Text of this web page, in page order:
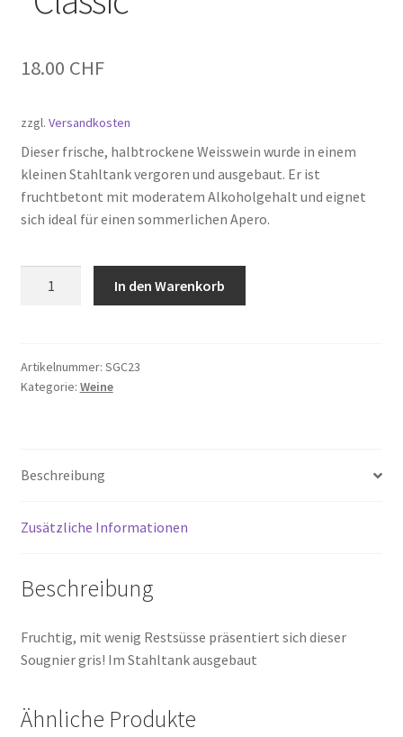
18.00 CHF
zzgl. Versandkosten
Dieser frische, halbtrockene Weisswein wurde in einem
kleinen Stahltank vergoren und ausgebaut. Er ist
fruchtbetont mit moderatem Alkoholgehalt und eignet
sich ideal für einen sommerlichen Apero.
Menge
In den Warenkorb
Artikelnummer: SGC23
Kategorie: Weine
Beschreibung
Zusätzliche Informationen
Beschreibung
Fruch­tig, mit wenig Rest­süs­se prä­sen­tiert sich die­ser
Soug­nier gris! Im Stahl­tank aus­ge­baut
Ähnliche Produkte